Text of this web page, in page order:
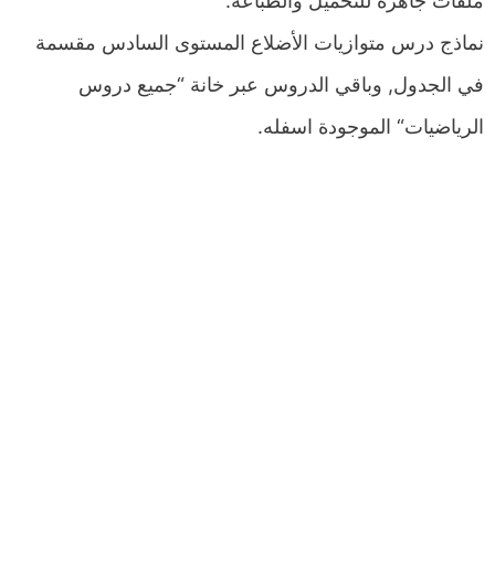
نماذج درس متوازيات الأضلاع المستوى السادس مقسمة
في الجدول, وباقي الدروس عبر خانة “جميع دروس
الرياضيات“ الموجودة اسفله.